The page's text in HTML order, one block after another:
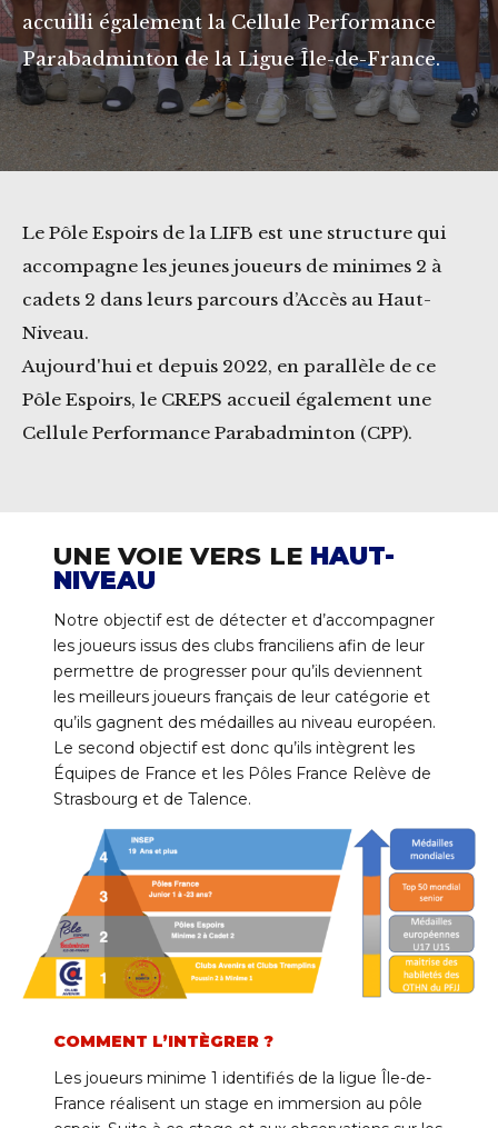
accuilli également la Cellule Performance
Parabadminton de la Ligue Île-de-France.
Le Pôle Espoirs de la LIFB est une structure qui
accompagne les jeunes joueurs de minimes 2 à
cadets 2 dans leurs parcours d’Accès au Haut-
Niveau.
Aujourd'hui et depuis 2022, en parallèle de ce
Pôle Espoirs, le CREPS accueil également une
Cellule Performance Parabadminton (CPP).
UNE VOIE VERS LE HAUT-
NIVEAU
Notre objectif est de détecter et d’accompagner
les joueurs issus des clubs franciliens afin de leur
permettre de progresser pour qu’ils deviennent
les meilleurs joueurs français de leur catégorie et
qu’ils gagnent des médailles au niveau européen.
Le second objectif est donc qu’ils intègrent les
Équipes de France et les Pôles France Relève de
Strasbourg et de Talence.
COMMENT L’INTÈGRER ?
Les joueurs minime 1 identifiés de la ligue Île-de-
France réalisent un stage en immersion au pôle